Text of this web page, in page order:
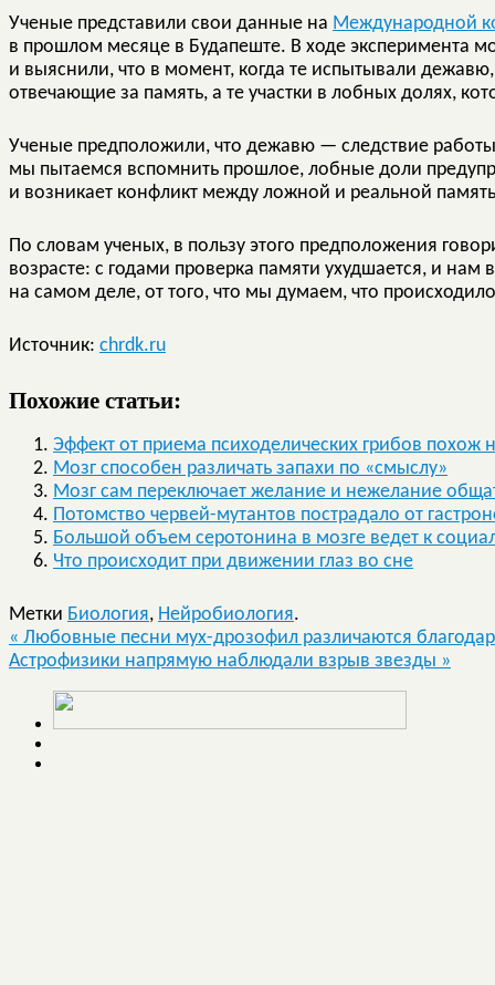
Ученые представили свои данные на Международной
в прошлом месяце в Будапеште. В ходе эксперимента
и выяснили, что в момент, когда те испытывали
отвечающие за память, а те участки в лобных долях,
Ученые предположили, что дежавю — следствие
мы пытаемся вспомнить прошлое, лобные доли
и возникает конфликт между ложной и реальной
По словам ученых, в пользу этого предположения
возрасте: с годами проверка памяти ухудшается, и нам
на самом деле, от того, что мы думаем, что
Источник: chrdk.ru
Похожие статьи:
Эффект от приема психоделических грибов похож
Мозг способен различать запахи по «смыслу»
Мозг сам переключает желание и нежелание
Потомство червей-мутантов пострадало от
Большой объем серотонина в мозге ведет к
Что происходит при движении глаз во сне
Метки Биология, Нейробиология.
« Любовные песни мух-дрозофил различаются
Астрофизики напрямую наблюдали взрыв звезды »